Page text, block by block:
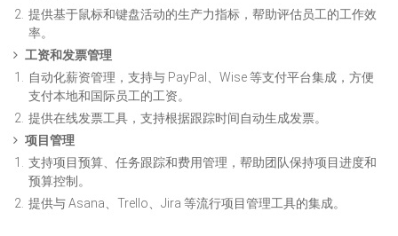
提供基于鼠标和键盘活动的生产力指标，帮助评估员工的工作效
率。
工资和发票管理
自动化薪资管理，支持与 PayPal、Wise 等支付平台集成，方便
支付本地和国际员工的工资。
提供在线发票工具，支持根据跟踪时间自动生成发票。
项目管理
支持项目预算、任务跟踪和费用管理，帮助团队保持项目进度和
预算控制。
提供与 Asana、Trello、Jira 等流行项目管理工具的集成。